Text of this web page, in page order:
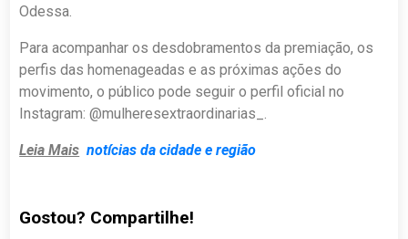
Odessa.
Para acompanhar os desdobramentos da premiação, os
perfis das homenageadas e as próximas ações do
movimento, o público pode seguir o perfil oficial no
Instagram: @mulheresextraordinarias_.
Leia Mais notícias da cidade e região
Gostou? Compartilhe!